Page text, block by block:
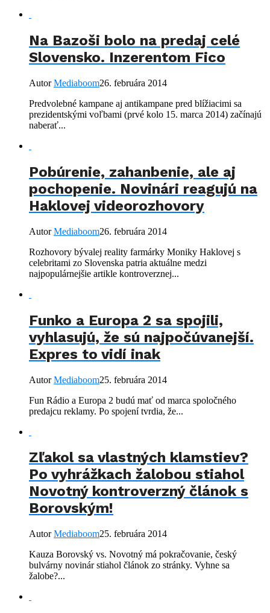
Na Bazoši bolo na predaj celé
Slovensko. Inzerentom Fico
AutorMediaboom26. februára 2014
Predvolebné kampane aj antikampane pred blížiacimi sa
prezidentskými voľbami (prvé kolo 15. marca 2014) začínajú
naberať...
Pobúrenie, zahanbenie, ale aj
pochopenie. Novinári reagujú na
Haklovej videorozhovory
AutorMediaboom26. februára 2014
Rozhovory bývalej reality farmárky Moniky Haklovej s
celebritami zo Slovenska patria aktuálne medzi
najpopulárnejšie artikle kontroverznej...
Funko a Europa 2 sa spojili,
vyhlasujú, že sú najpočúvanejší.
Expres to vidí inak
AutorMediaboom25. februára 2014
Fun Rádio a Europa 2 budú mať od marca spoločného
predajcu reklamy. Po spojení tvrdia, že...
Zľakol sa vlastných klamstiev?
Po vyhrážkach žalobou stiahol
Novotný kontroverzný článok s
Borovským!
AutorMediaboom25. februára 2014
Kauza Borovský vs. Novotný má pokračovanie, český
bulvárny novinár stiahol článok zo stránky. Vyhne sa
žalobe?...